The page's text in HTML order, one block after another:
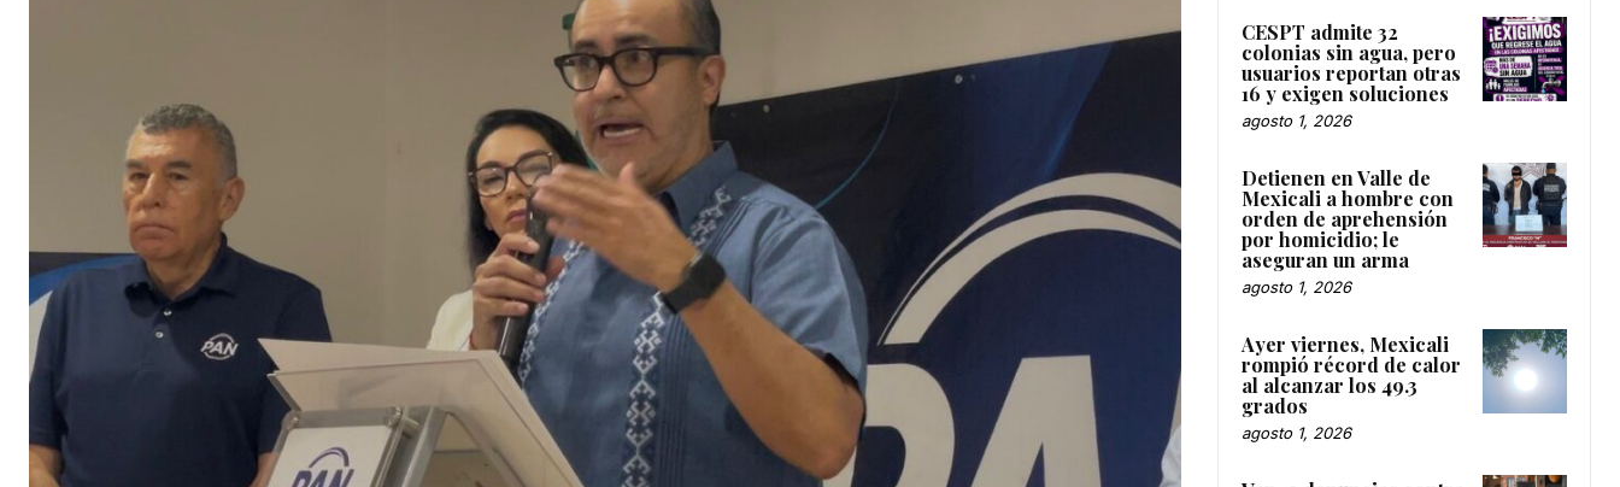
CESPT admite 32
colonias sin agua, pero
usuarios reportan otras
16 y exigen soluciones
agosto 1, 2026
Detienen en Valle de
Mexicali a hombre con
orden de aprehensión
por homicidio; le
aseguran un arma
agosto 1, 2026
Ayer viernes, Mexicali
rompió récord de calor
al alcanzar los 49.3
grados
agosto 1, 2026